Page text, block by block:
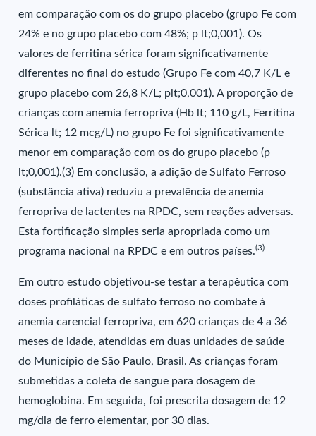
em comparação com os do grupo placebo (grupo Fe com
24% e no grupo placebo com 48%; p lt;0,001). Os
valores de ferritina sérica foram significativamente
diferentes no final do estudo (Grupo Fe com 40,7 K/L e
grupo placebo com 26,8 K/L; plt;0,001). A proporção de
crianças com anemia ferropriva (Hb lt; 110 g/L, Ferritina
Sérica lt; 12 mcg/L) no grupo Fe foi significativamente
menor em comparação com os do grupo placebo (p
lt;0,001).(3) Em conclusão, a adição de Sulfato Ferroso
(substância ativa) reduziu a prevalência de anemia
ferropriva de lactentes na RPDC, sem reações adversas.
Esta fortificação simples seria apropriada como um
programa nacional na RPDC e em outros países.(3)
Em outro estudo objetivou-se testar a terapêutica com
doses profiláticas de sulfato ferroso no combate à
anemia carencial ferropriva, em 620 crianças de 4 a 36
meses de idade, atendidas em duas unidades de saúde
do Município de São Paulo, Brasil. As crianças foram
submetidas a coleta de sangue para dosagem de
hemoglobina. Em seguida, foi prescrita dosagem de 12
mg/dia de ferro elementar, por 30 dias.